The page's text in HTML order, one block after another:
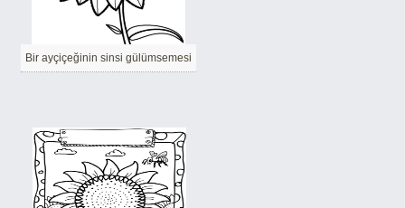
Bir ayçiçeğinin sinsi gülümsemesi